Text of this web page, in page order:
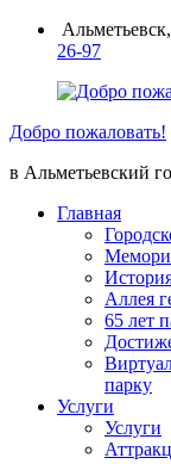
Перейти
26-97
Добро пожаловать!
в Альметьевский
Главная
Аллея
65 лет
парку
Услуги
Услуги